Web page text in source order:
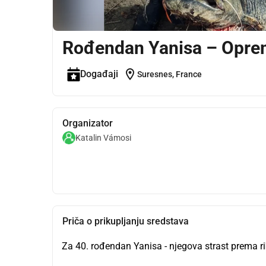
Rođendan Yanisa –
Događaji location_on Suresnes, France
Organizator
Katalin Vámosi
Priča o prikupljanju sredstava
Za 40. rođendan Yanisa - njegova strast prema